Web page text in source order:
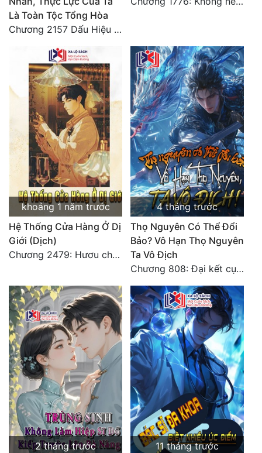
Là Toàn Tộc Tổng Hòa
Chương 2157 Dấu Hiệu Đại Kiếp
khoảng 1 năm trước
Hệ Thống Cửa Hàng Ở Dị
Giới (Dịch)
Chương 2479: Hươu chết về tay ai? (Đại kết cục) (3)
4 tháng trước
Thọ Nguyên Có Thể Đổi
Bảo? Vô Hạn Thọ Nguyên
Ta Vô Địch
Chương 808: Đại kết cục! ! ! ! ! !
2 tháng trước
11 tháng trước